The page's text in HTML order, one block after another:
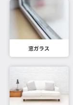
窓ガラス